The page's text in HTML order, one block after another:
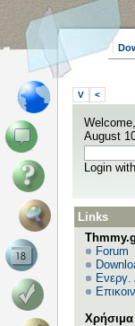
V <
Welcome,
August
Login
Links
Forum
Ενεργ.